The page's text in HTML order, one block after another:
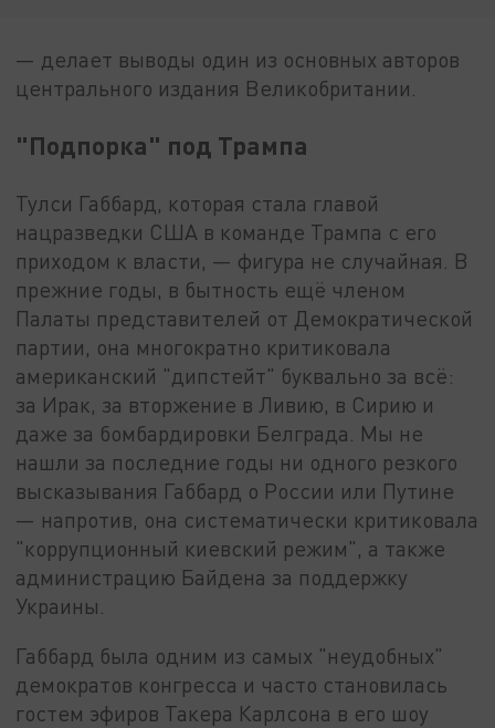
— делает выводы один из основных авторов
центрального издания Великобритании.
"Подпорка" под Трампа
Тулси Габбард, которая стала главой
нацразведки США в команде Трампа с его
приходом к власти, — фигура не случайная. В
прежние годы, в бытность ещё членом
Палаты представителей от Демократической
партии, она многократно критиковала
американский "дипстейт" буквально за всё:
за Ирак, за вторжение в Ливию, в Сирию и
даже за бомбардировки Белграда. Мы не
нашли за последние годы ни одного резкого
высказывания Габбард о России или Путине
— напротив, она систематически критиковала
"коррупционный киевский режим", а также
администрацию Байдена за поддержку
Украины.
Габбард была одним из самых "неудобных"
демократов конгресса и часто становилась
гостем эфиров Такера Карлсона в его шоу